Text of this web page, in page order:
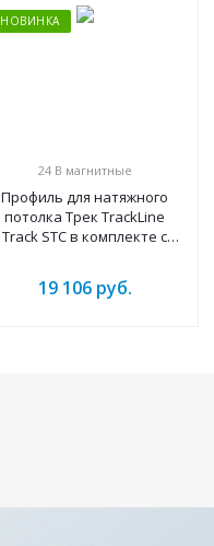
НОВИНКА
24 B магнитные
Профиль для натяжного
потолка Трек TrackLine
Track STC в комплекте с
ral9003 белый)
19 106руб.